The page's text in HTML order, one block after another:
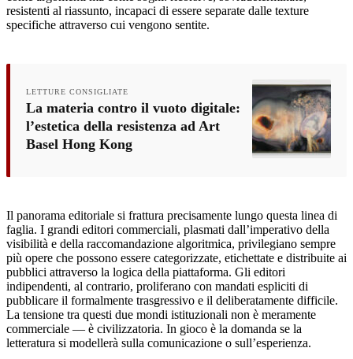
resistenti al riassunto, incapaci di essere separate dalle texture
specifiche attraverso cui vengono sentite.
LETTURE CONSIGLIATE
La materia contro il vuoto digitale:
l’estetica della resistenza ad Art
Basel Hong Kong
Il panorama editoriale si frattura precisamente lungo questa linea di
faglia. I grandi editori commerciali, plasmati dall’imperativo della
visibilità e della raccomandazione algoritmica, privilegiano sempre
più opere che possono essere categorizzate, etichettate e distribuite ai
pubblici attraverso la logica della piattaforma. Gli editori
indipendenti, al contrario, proliferano con mandati espliciti di
pubblicare il formalmente trasgressivo e il deliberatamente difficile.
La tensione tra questi due mondi istituzionali non è meramente
commerciale — è civilizzatoria. In gioco è la domanda se la
letteratura si modellerà sulla comunicazione o sull’esperienza.